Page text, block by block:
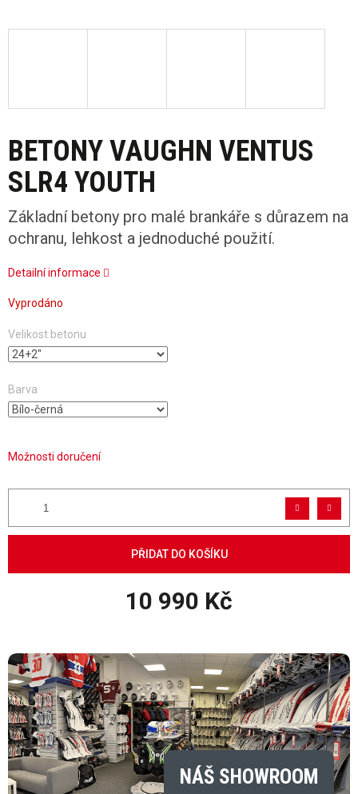
BETONY VAUGHN VENTUS
SLR4 YOUTH
Základní betony pro malé brankáře s důrazem na
ochranu, lehkost a jednoduché použití.
Detailní informace
Vyprodáno
Velikost betonu
Barva
Možnosti doručení
PŘIDAT DO KOŠÍKU
10 990 Kč
NÁŠ SHOWROOM